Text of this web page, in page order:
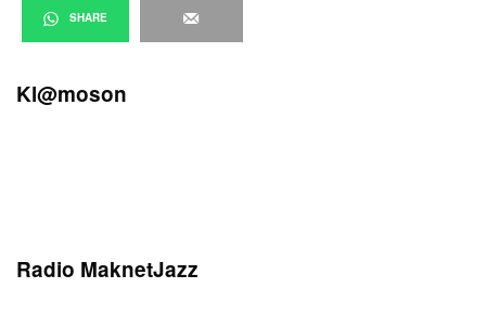
SHARE
Kl@moson
Radio MaknetJazz